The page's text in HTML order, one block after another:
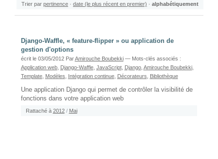
Trier par pertinence · date (le plus récent en premier) · alphabétiquement
Django-Waffle, « feature-flipper » ou application de
gestion d'options
écrit le 03/05/2012 ParAmirouche Boubekki — Mots-clés associés :
Application web, Django-Waffle, JavaScript, Django, Amirouche Boubekki,
Template, Modèles Intégration continue, Décorateurs Bibliothèque
Une application Django qui permet de contrôler la visibilité de
fonctions dans votre application web
Rattaché à 2012 / Mai